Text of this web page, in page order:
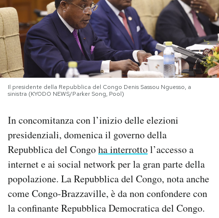
PODCAST
NEWSLETTER
I MIEI PREFERITI
CALENDARIO
AREA PERSONALE
Area Personale
Il presidente della Repubblica del Congo Denis Sassou Nguesso, a
sinistra (KYODO NEWS/Parker Song, Pool)
In concomitanza con l’inizio delle elezioni
presidenziali, domenica il governo della
Repubblica del Congoha interrottol’accesso a
internet e ai social network per la gran parte della
popolazione. La Repubblica del Congo, nota anche
come Congo-Brazzaville, è da non confondere con
la confinante Repubblica Democratica del Congo.